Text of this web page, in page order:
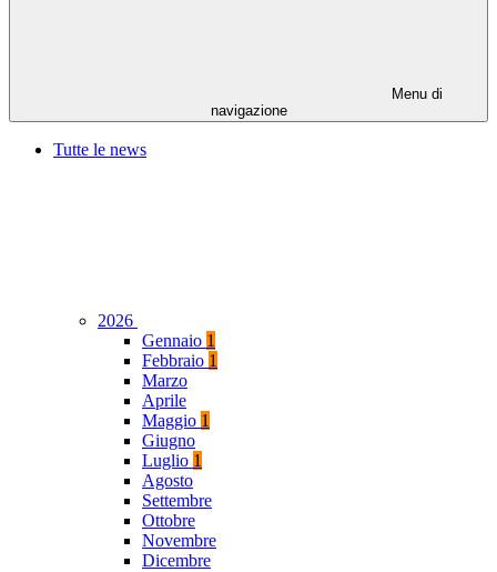
Menu di
navigazione
Tutte le news
2026
Gennaio 1
Febbraio 1
Marzo
Aprile
Maggio 1
Giugno
Luglio 1
Agosto
Settembre
Ottobre
Novembre
Dicembre